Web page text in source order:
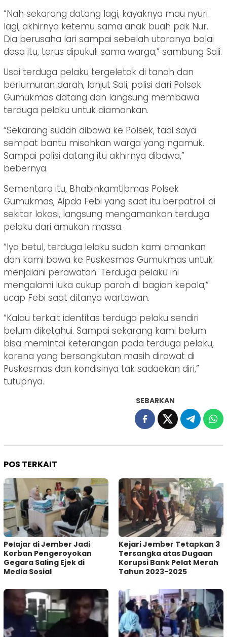
“Nah sekarang datang lagi, kayaknya mau nyuri
lagi, akhirnya ketemu sama anak buah pak Nur.
Dia berusaha lari sampai sebelah utaranya balai
desa itu, terus dipukuli sama warga,” sambung Sali.
Usai terduga pelaku tergeletak di tanah dan
berlumuran darah, lanjut Sali, polisi dari Polsek
Gumukmas datang dan langsung membawa
terduga pelaku untuk diamankan.
“Sekarang sudah dibawa ke Polsek, tadi saya
sempat bantu misahkan warga yang ngamuk.
Sampai polisi datang itu akhirnya dibawa,”
bebernya.
Sementara itu, Bhabinkamtibmas Polsek
Gumukmas, Aipda Febi yang saat itu berpatroli di
sekitar lokasi, langsung mengamankan terduga
pelaku dari amukan massa.
“Iya betul, terduga lelaku sudah kami amankan
dan kami bawa ke Puskesmas Gumukmas untuk
menjalani perawatan. Terduga pelaku ini
mengalami luka cukup parah di bagian kepala,”
ucap Febi saat ditanya wartawan.
“Kalau terkait identitas terduga pelaku sendiri
belum diketahui. Sampai sekarang kami belum
bisa memintai keterangan pada terduga pelaku,
karena yang bersangkutan masih dirawat di
Puskesmas dan kondisinya tak sadaekan diri,”
tutupnya.
SEBARKAN
POS TERKAIT
Pelajar di Jember Jadi
Korban Pengeroyokan
Gegara Saling Ejek di
Media Sosial
Kejari Jember Tetapkan 3
Tersangka atas Dugaan
Korupsi Bank Pelat Merah
Tahun 2023-2025